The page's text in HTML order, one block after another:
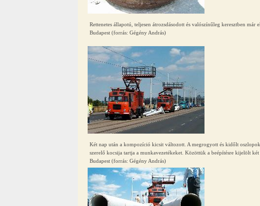
Rettenetes állapotú, teljesen átrozsdásodott és valószínűleg keresztben
Budapest (forrás: Gégény András)
Két nap után a kompozíció kicsit változott. A megrogyott és kidőlt
szerelő kocsija tartja a munkavezetékeket. Közöttük a beépítésre kijelölt
Budapest (forrás: Gégény András)